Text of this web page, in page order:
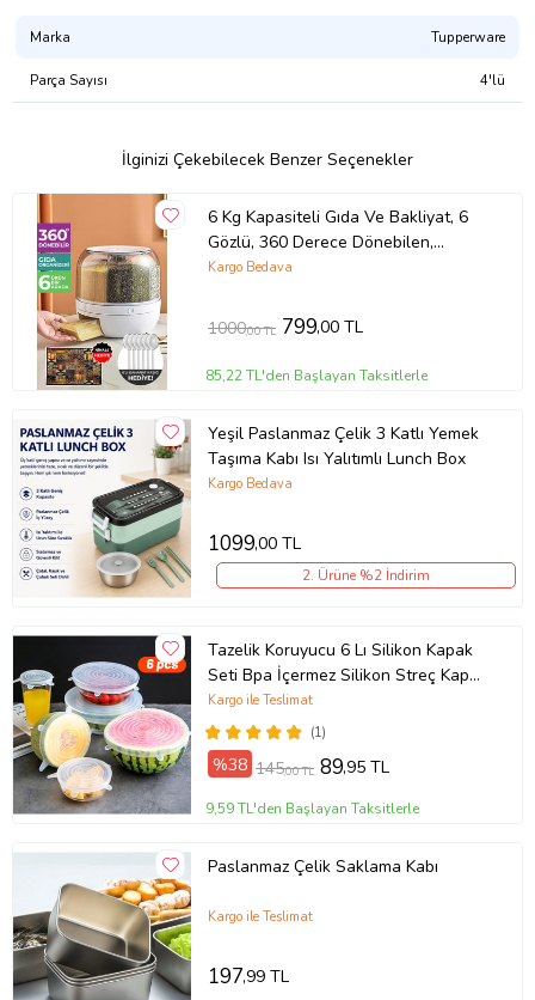
altındaki eğri, soğuk havanın daha eşit bir şekilde dolaşmasına izin
verdiği için yiyecekler hızla donar. - Esnek malzeme, yuvarlatılmış
köşeler ve parlak iç kısım sayesinde donmuş ürünlerinizi kolaylıkla
sağlar. - Color Control kaplama, domates sosu, havuç, zerdeçal vb.
olur.Hacim: 1.1 Litre - 15,2 x 11,4 x 11,8 cm
Ürün Kodu:kcm9281570
Marka Tupperware
Parça Sayısı 4'lü
İlginizi Çekebilecek Benzer Seçenekler
6 Kg Kapasiteli Gıda Ve Bakliyat, 6
Gözlü, 360 Derece Dönebilen,
Baharat Kaşığı Ve Nihale Hediye
Kargo Bedava
1000,00 TL 799,00 TL
85,22 TL'den Başlayan Taksitlerle
Yeşil Paslanmaz Çelik 3 Katlı Yemek
Taşıma Kabı Isı Yalıtımlı Lunch Box
Kargo Bedava
1099,00 TL
2. Ürüne %2 İndirim
Tazelik Koruyucu 6 Lı Silikon Kapak
Seti Bpa İçermez Silikon Streç Kapak
Seti 6 Adet
(1)
Kargo ile Teslimat
%38 145,00 TL 89,95 TL
9,59 TL'den Başlayan Taksitlerle
Paslanmaz Çelik Saklama Kabı
Kargo ile Teslimat
197,99 TL